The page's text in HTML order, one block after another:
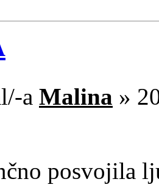
a Malina »
posvojila